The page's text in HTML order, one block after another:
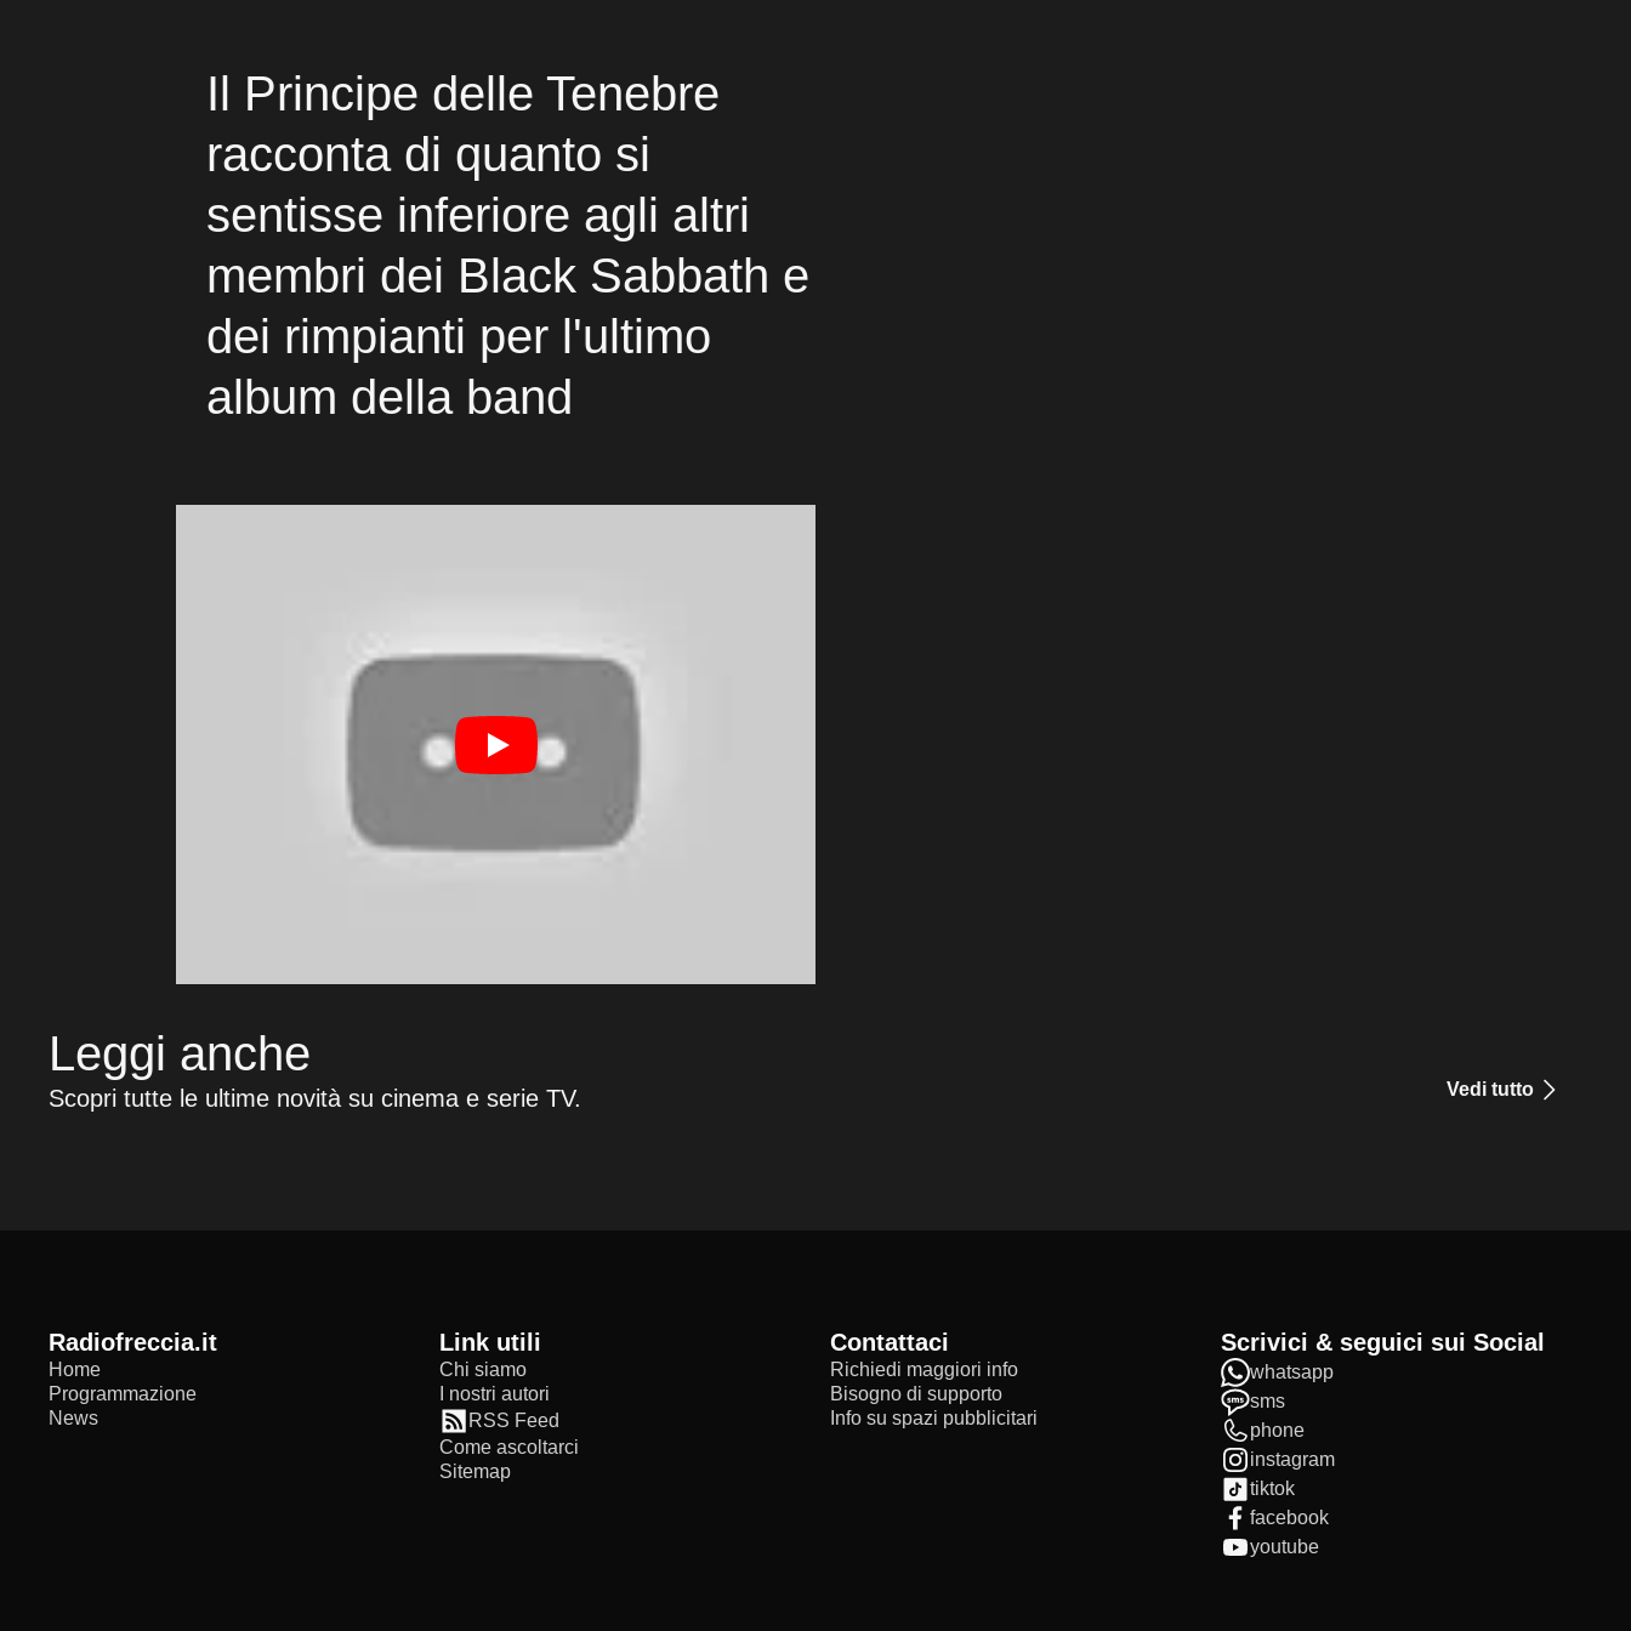
Il Principe delle Tenebre
racconta di quanto si
sentisse inferiore agli altri
membri dei Black Sabbath e
dei rimpianti per l'ultimo
album della band
Leggi anche
Scopri tutte le ultime novità su cinema e serie TV. Vedi tutto
radiofreccia.it
Home
Programmazione
News
Link utili
Chi siamo
I nostri autori
RSS Feed
Come ascoltarci
Sitemap
Contattaci
Richiedi maggiori info
Bisogno di supporto
Info su spazi pubblicitari
Scrivici & seguici sui Social
whatsapp
sms
phone
instagram
tiktok
facebook
youtube